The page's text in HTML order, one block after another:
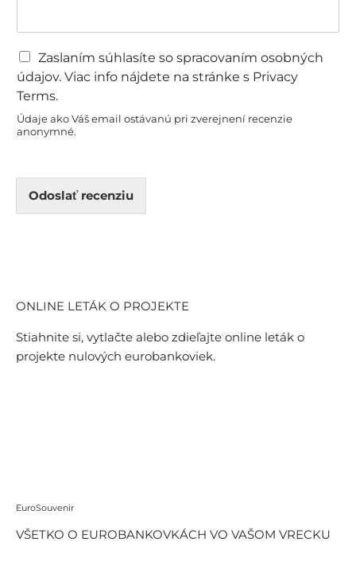
p
h
e
x
t
C
h
c
k
b
e
Zaslaním súhlasíte so spracovaním osobných
údajov. Viac info nájdete na stránke s Privacy
Terms.
Údaje ako Váš email ostávanú pri zverejnení recenzie
anonymné.
Odoslať recenziu
ONLINE LETÁK O PROJEKTE
Stiahnite si, vytlačte alebo zdieľajte online leták o
projekte nulových eurobankoviek.
EuroSouvenir
VŠETKO O EUROBANKOVKÁCH VO VAŠOM VRECKU